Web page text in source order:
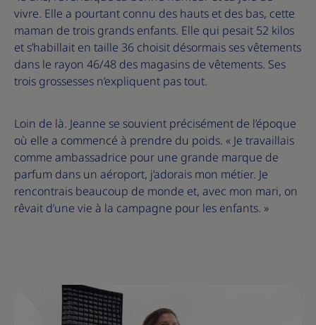
vivre. Elle a pourtant connu des hauts et des bas, cette
maman de trois grands enfants. Elle qui pesait 52 kilos
et s’habillait en taille 36 choisit désormais ses vêtements
dans le rayon 46/48 des magasins de vêtements. Ses
trois grossesses n’expliquent pas tout.
Loin de là. Jeanne se souvient précisément de l’époque
où elle a commencé à prendre du poids. « Je travaillais
comme ambassadrice pour une grande marque de
parfum dans un aéroport, j’adorais mon métier. Je
rencontrais beaucoup de monde et, avec mon mari, on
rêvait d’une vie à la campagne pour les enfants. »